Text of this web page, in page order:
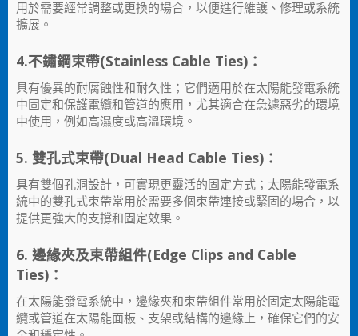
用於需要經常調整或更換的場合，以便進行維護、修理或系統
擴展。
4.不鏽鋼束帶(Stainless Cable Ties)：
具有優異的耐腐蝕性和耐久性；它們適用於在太陽能發電系統
中固定和保護電纜和管道的應用，尤其適合在急遽惡劣的環境
中使用，例如高濕度或高溫環境。
5. 雙孔式束帶(Dual Head Cable Ties)：
具有雙個孔洞設計，可實現更靈活的固定方式；太陽能發電系
統中的雙孔式束帶常用於需要多個束帶連接或緊固的場合，以
提供更強大的支撐和固定效果。
6. 邊緣夾及束帶組件(Edge Clips and Cable
Ties)：
在太陽能發電系統中，邊緣夾和束帶組件常用於固定太陽能電
纜或管道在太陽能面板、支架或結構的邊緣上，確保它們的安